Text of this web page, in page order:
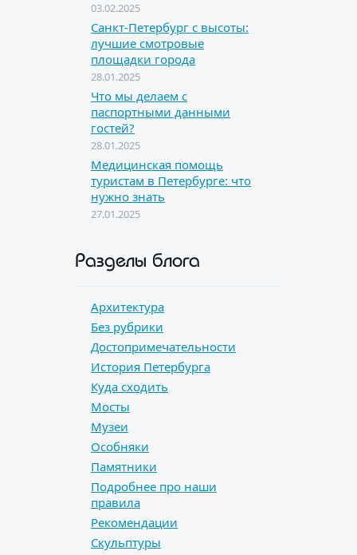
03.02.2025
Санкт-Петербург с высоты:
лучшие смотровые
площадки города
28.01.2025
Что мы делаем с
паспортными данными
гостей?
28.01.2025
Медицинская помощь
туристам в Петербурге: что
нужно знать
27.01.2025
Разделы блога
Архитектура
Без рубрики
Достопримечательности
История Петербурга
Куда сходить
Мосты
Музеи
Особняки
Памятники
Подробнее про наши
правила
Рекомендации
Скульптуры